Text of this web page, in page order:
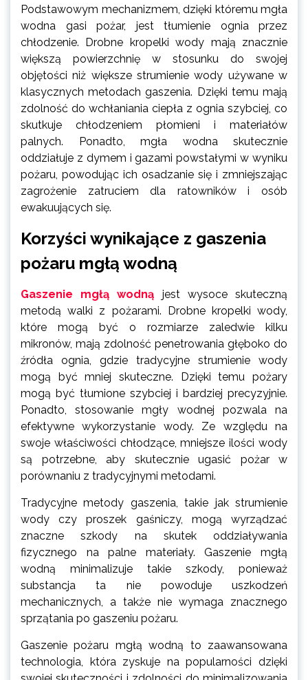
Podstawowym mechanizmem, dzięki któremu mgła
wodna gasi pożar, jest tłumienie ognia przez
chłodzenie. Drobne kropelki wody mają znacznie
większą powierzchnię w stosunku do swojej
objętości niż większe strumienie wody używane w
klasycznych metodach gaszenia. Dzięki temu mają
zdolność do wchłaniania ciepła z ognia szybciej, co
skutkuje chłodzeniem płomieni i materiałów
palnych. Ponadto, mgła wodna skutecznie
oddziałuje z dymem i gazami powstałymi w wyniku
pożaru, powodując ich osadzanie się i zmniejszając
zagrożenie zatruciem dla ratowników i osób
ewakuujących się.
Korzyści wynikające z gaszenia
pożaru mgłą wodną
Gaszenie mgłą wodną jest wysoce skuteczną
metodą walki z pożarami. Drobne kropelki wody,
które mogą być o rozmiarze zaledwie kilku
mikronów, mają zdolność penetrowania głęboko do
źródła ognia, gdzie tradycyjne strumienie wody
mogą być mniej skuteczne. Dzięki temu pożary
mogą być tłumione szybciej i bardziej precyzyjnie.
Ponadto, stosowanie mgły wodnej pozwala na
efektywne wykorzystanie wody. Ze względu na
swoje właściwości chłodzące, mniejsze ilości wody
są potrzebne, aby skutecznie ugasić pożar w
porównaniu z tradycyjnymi metodami.
Tradycyjne metody gaszenia, takie jak strumienie
wody czy proszek gaśniczy, mogą wyrządzać
znaczne szkody na skutek oddziaływania
fizycznego na palne materiały. Gaszenie mgłą
wodną minimalizuje takie szkody, ponieważ
substancja ta nie powoduje uszkodzeń
mechanicznych, a także nie wymaga znacznego
sprzątania po gaszeniu pożaru.
Gaszenie pożaru mgłą wodną to zaawansowana
technologia, która zyskuje na popularności dzięki